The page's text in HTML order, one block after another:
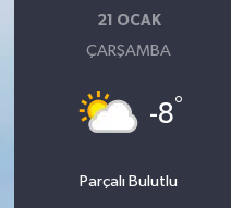
21 OCAK
ÇARŞAMBA
-8°
Parçalı Bulutlu